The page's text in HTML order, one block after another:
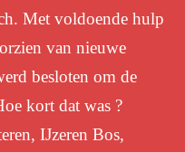
Met voldoende hulp
van nieuwe
besloten om de
kort dat was ?
IJzeren Bos,